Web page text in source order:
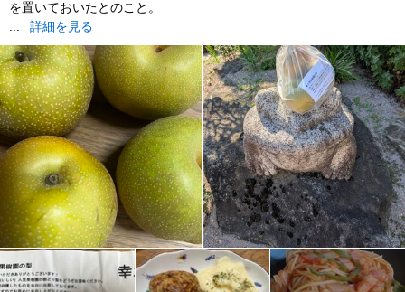
を置いておいたとのこと。
...
詳細を見る